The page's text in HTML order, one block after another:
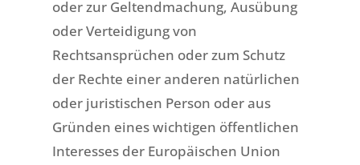
oder zur Geltendmachung, Ausübung
oder Verteidigung von
Rechtsansprüchen oder zum Schutz
der Rechte einer anderen natürlichen
oder juristischen Person oder aus
Gründen eines wichtigen öffentlichen
Interesses der Europäischen Union